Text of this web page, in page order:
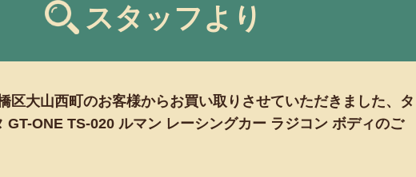
スタッフより
区大山西町のお客様からお買い取りさせていただきました、タ
GT-ONE TS-020 ルマン レーシングカー ラジコン ボディのご